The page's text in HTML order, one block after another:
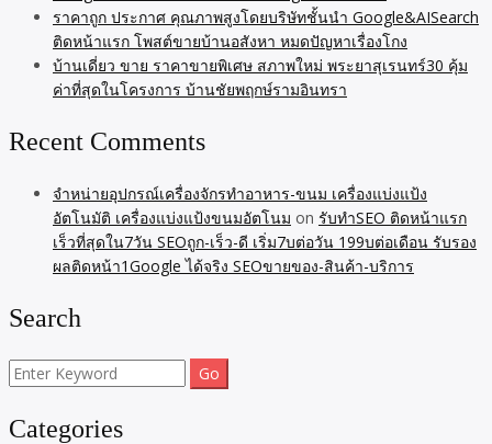
ราคาถูก ประกาศ คุณภาพสูงโดยบริษัทชั้นนำ Google&AISearch
ติดหน้าแรก โพสต์ขายบ้านอสังหา หมดปัญหาเรื่องโกง
บ้านเดี่ยว ขาย ราคาขายพิเศษ สภาพใหม่ พระยาสุเรนทร์30 คุ้ม
ค่าที่สุดในโครงการ บ้านชัยพฤกษ์รามอินทรา
Recent Comments
จำหน่ายอุปกรณ์เครื่องจักรทำอาหาร-ขนม เครื่องแบ่งแป้ง
อัตโนมัติ เครื่องแบ่งแป้งขนมอัตโนม on รับทำSEO ติดหน้าแรก
เร็วที่สุดใน7วัน SEOถูก-เร็ว-ดี เริ่ม7บต่อวัน 199บต่อเดือน รับรอง
ผลติดหน้า1Google ได้จริง SEOขายของ-สินค้า-บริการ
Search
Search
for:
Categories